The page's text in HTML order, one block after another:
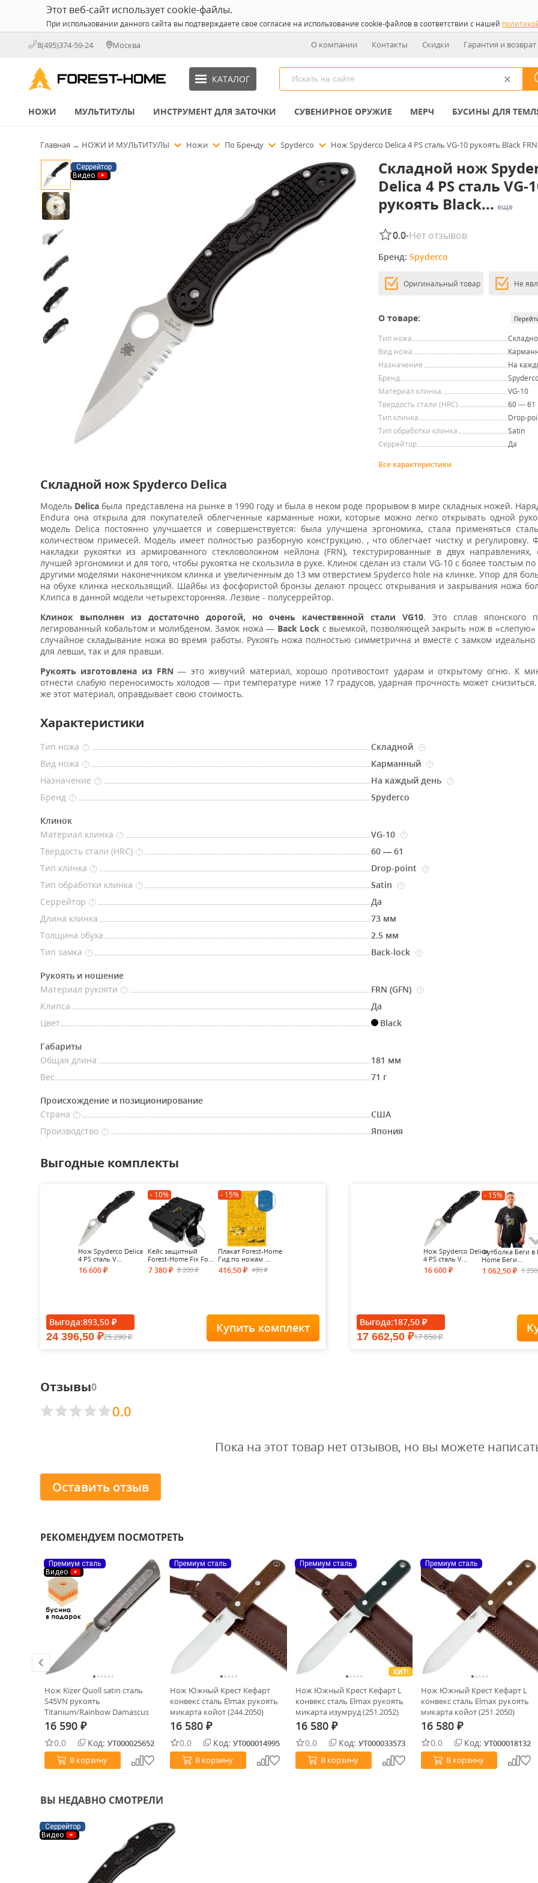
Этот веб-сайт использует cookie-файлы.
При использовании данного сайта вы подтверждаете свое согласие на использование cookie-файлов в соответствии с нашей
8(495)374-59-24 Москва О компании Контакты Скидки Гарантия и возврат
КАТАЛОГ
НОЖИ МУЛЬТИТУЛЫ ИНСТРУМЕНТ ДЛЯ ЗАТОЧКИ СУВЕНИРНОЕ ОРУЖИЕ МЕРЧ БУСИНЫ ДЛЯ
Главная → НОЖИ И МУЛЬТИТУЛЫ Ножи По Бренду Spyderco Нож Spyderco Delica 4 PS сталь VG-10 рукоять Black FRN
Серрейтор
Видео
Складной нож
Delica 4 PS сталь VG-
рукоять Black... еще
0.0•Нет отзывов
Бренд: Spyderco
Оригинальный товар Не
О товаре:
Тип ножа
Вид ножа
Назначение
На
Бренд
Материал клинка
VG-10
Твердость стали (HRC)
60 — 61
Тип клинка
Drop-
Тип обработки клинка
Satin
Серрейтор
Да
Все характеристики
Складной нож Spyderco Delica
Модель Delica была представлена на рынке в 1990 году и была в неком роде прорывом в мире складных ножей.
Endura она открыла для покупателей облегченные карманные ножи, которые можно легко открывать одной
модель Delica постоянно улучшается и совершенствуется: была улучшена эргономика, стала применяться
количеством примесей. Модель имеет полностью разборную конструкцию. , что облегчает чистку и регулировку.
накладки рукоятки из армированного стекловолокном нейлона (FRN), текстурированные в двух направлениях,
лучшей эргономики и для того, чтобы рукоятка не скользила в руке. Клинок сделан из стали VG-10 с более толстым
другими моделями наконечником клинка и увеличенным до 13 мм отверстием Spyderco hole на клинке. Упор для
на обухе клинка нескользящий. Шайбы из фосфористой бронзы делают процесс открывания и закрывания ножа
Клипса в данной модели четырехсторонняя. Лезвие - полусеррейтор.
Клинок выполнен из достаточно дорогой, но очень качественной
стали VG10. Это сплав японского
легированный кобальтом и молибденом. Замок ножа — Back Lock с выемкой, позволяющей закрыть нож в
случайное складывание ножа во время работы. Рукоять ножа полностью симметрична и вместе с замком идеально
для левши, так и для правши.
Рукоять изготовлена из FRN — это живучий материал, хорошо противостоит ударам и открытому огню. К
отнести слабую переносимость холодов — при температуре ниже 17 градусов, ударная прочность может
же этот материал, оправдывает свою стоимость.
Характеристики
Тип ножа ? Складной ?
Вид ножа ? Карманный ?
Назначение ? На каждый день ?
Бренд ? Spyderco
Клинок
Материал клинка
? VG-10 ?
Твердость стали (HRC) ?
60 — 61
Тип клинка
? Drop-point ?
Тип обработки клинка ? Satin ?
Серрейтор ?
Да
Длина клинка
73 мм
Толщина обуха
2.5 мм
Тип замка
? Back-lock ?
Рукоять и ношение
Материал рукояти
? FRN (GFN) ?
Клипса
Да
Цвет
Black
Габариты
Общая длина
181 мм
Вес
71 г
Происхождение и позиционирование
Страна
?
США
Производство
? Япония
Выгодные комплекты
Нож Spyderco Delica
4 PS сталь V...
16 600 ₽
- 10%
Кейс защитный
Forest-Home Fix Fo...
7 380₽ 8 200₽
- 15%
Плакат Forest-Home
Гид по ножам ...
416,50 ₽ 490₽
Выгода:893,50 ₽
24 396,50 ₽25 290₽
Купить комплект
Нож Spyderco Delica
4 PS сталь V...
16 600 ₽
- 15%
Футболка Беги в
Home Беги...
1 062,50 ₽ 1
Футболка Forest-
Выгода:187,50 ₽
17 662,50 ₽17 850₽
Отзывы0
0.0
Пока на этот товар нет отзывов, но вы можете
Оставить отзыв
РЕКОМЕНДУЕМ ПОСМОТРЕТЬ
Премиум сталь
Видео
Нож Kizer Quoll satin сталь
S45VN рукоять
Titanium/Rainbow Damascus
16 590 ₽
0.0 Код: УТ000025652
В корзину
Премиум сталь
Нож Южный Крест Кефарт
конвекс сталь Elmax рукоять
микарта койот (244.2050)
16 580 ₽
0.0 Код: УТ000014995
В корзину
Премиум сталь
ХИТ!
Нож Южный Крест Кефарт L
конвекс сталь Elmax рукоять
микарта изумруд (251.2052)
16 580 ₽
0.0 Код: УТ000033573
В корзину
Премиум сталь
Нож Южный Крест Кефарт L
конвекс сталь Elmax рукоять
микарта койот (251.2050)
16 580 ₽
0.0 Код: УТ000018132
В корзину
ВЫ НЕДАВНО СМОТРЕЛИ
Серрейтор
Видео